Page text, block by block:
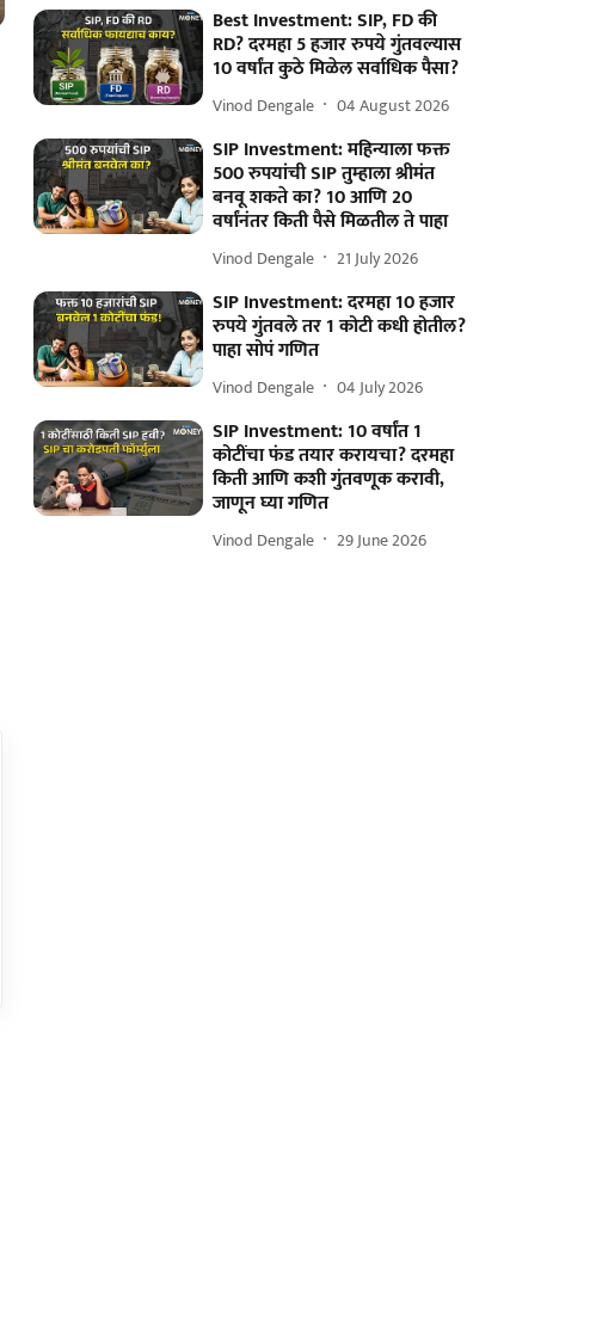
Best Investment: SIP, FD की
RD? दरमहा 5 हजार रुपये गुंतवल्यास
10 वर्षांत कुठे मिळेल सर्वाधिक पैसा?
Vinod Dengale 04 August 2026
SIP Investment: महिन्याला फक्त
500 रुपयांची SIP तुम्हाला श्रीमंत
बनवू शकते का? 10 आणि 20
वर्षांनंतर किती पैसे मिळतील ते पाहा
Vinod Dengale 21 July 2026
SIP Investment: दरमहा 10 हजार
रुपये गुंतवले तर 1 कोटी कधी होतील?
पाहा सोपं गणित
Vinod Dengale 04 July 2026
SIP Investment: 10 वर्षांत 1
कोटींचा फंड तयार करायचा? दरमहा
किती आणि कशी गुंतवणूक करावी,
जाणून घ्या गणित
Vinod Dengale 29 June 2026